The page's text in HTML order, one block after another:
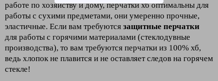
работе по хозяйству и дому, перчатки хб оптимальны для
работы с сухими предметами, они умеренно прочные,
эластичные. Если вам требуются защитные перчатки
для работы с горячими материалами (стеклодувные
производства), то вам требуются перчатки из 100% хб,
ведь хлопок не плавится и не оставляет следов на горячем
стекле!